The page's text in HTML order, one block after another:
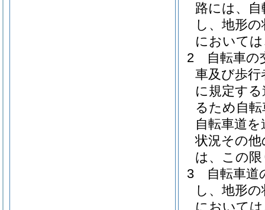
路には、
し、地形
において
2
自転車の
車及び歩
に規定す
るため自
自転車道
状況その
は、この
3
自転車
し、地形
において